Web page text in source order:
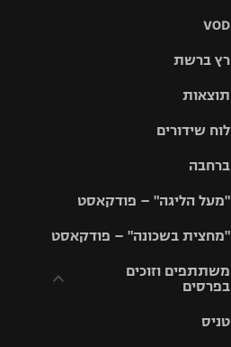
VOD
רץ ברשת
תוצאות
לוח שידורים
ברחבה
"מעל הליגה" – פודקאסט
"מחצית בשכונה" – פודקאסט
משתתפים וזוכים
בפרסים
טניס